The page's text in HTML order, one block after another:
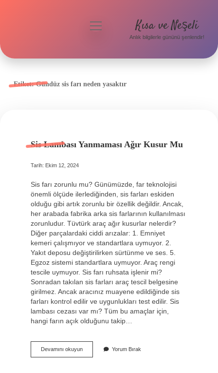
Yasal Uyarı
menüyü
aç
Kısa ve Neşeli
Anlık bilgilerle gününü şenlendir!
Etiket:Gündüz sis farı neden yasaktır
Sis Lambası Yanmaması Ağır Kusur Mu
Tarih: Ekim 12, 2024
Sis farı zorunlu mu? Günümüzde, far teknolojisi
önemli ölçüde ilerlediğinden, sis farları eskiden
olduğu gibi artık zorunlu bir özellik değildir. Ancak,
her arabada fabrika arka sis farlarının kullanılması
zorunludur. Tüvtürk araç ağır kusurlar nelerdir?
Diğer parçalardaki ciddi arızalar: 1. Emniyet
kemeri çalışmıyor ve standartlara uymuyor. 2.
Yakıt deposu değiştirilirken sürtünme ve ses. 5.
Egzoz sistemi standartlara uymuyor. Araç rengi
tescile uymuyor. Sis farı ruhsata işlenir mi?
Sonradan takılan sis farları araç tescil belgesine
girilmez. Ancak aracınız muayene edildiğinde sis
farları kontrol edilir ve uygunlukları test edilir. Sis
lambası cezası var mı? Tüm bu amaçlar için,
hangi farın açık olduğunu takip…
Devamını okuyunSis
Lambası
Yorum Bırak